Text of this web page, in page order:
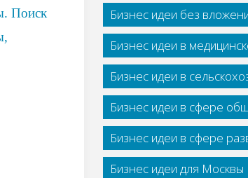
Бизнес идеи без
Бизнес идеи в
Бизнес идеи в
Бизнес идеи в сфере
Бизнес идеи в сфере
Бизнес идеи для Москвы